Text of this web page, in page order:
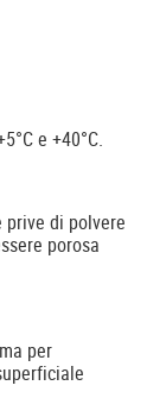
e +40°C.
di polvere
porosa
per